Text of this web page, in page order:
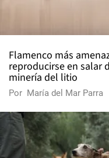
Flamenco más
reproducirse en salar
minería del litio
Por María del Mar Parra